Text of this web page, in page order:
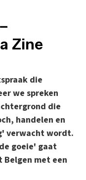
Zine
die
we spreken
die
handelen en
verwacht wordt.
goeie' gaat
Belgen met een